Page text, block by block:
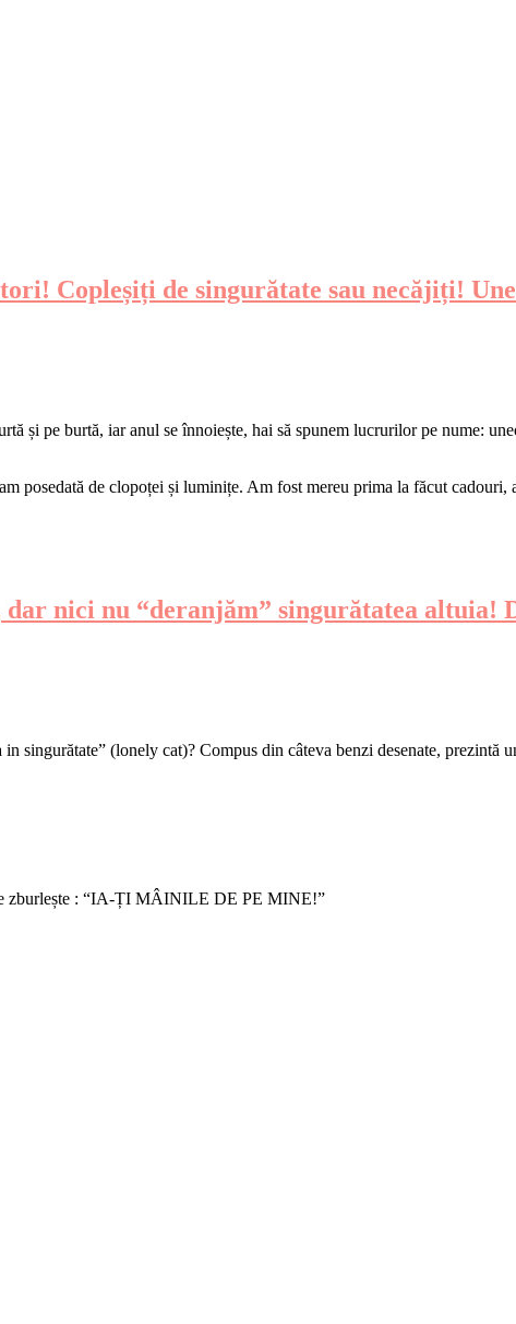
Copleșiți de singurătate sau necăjiți!
și pe burtă, iar anul se înnoiește, hai să spunem lucrurilor pe nume:
posedată de clopoței și luminițe. Am fost mereu prima la făcut cadouri,
nici nu “deranjăm” singurătatea altuia!
singurătate” (lonely cat)? Compus din câteva benzi desenate, prezintă
zburlește : “IA-ȚI MÂINILE DE PE MINE!”